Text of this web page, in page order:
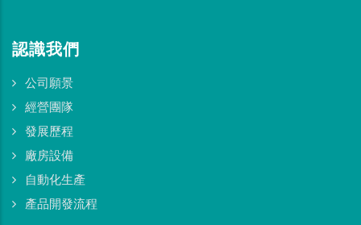
認識我們
公司願景
經營團隊
發展歷程
廠房設備
自動化生產
產品開發流程